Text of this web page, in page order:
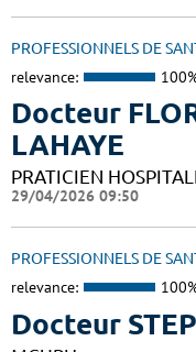
PROFESSIONNELS DE
relevance:
Docteur
LAHAYE
PRATICIEN
29/04/2026 09:50
PROFESSIONNELS DE
relevance:
Docteur